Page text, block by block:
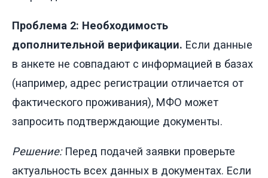
Проблема 2: Необходимость
дополнительной верификации. Если данные
в анкете не совпадают с информацией в базах
(например, адрес регистрации отличается от
фактического проживания), МФО может
запросить подтверждающие документы.
Решение:Перед подачей заявки проверьте
актуальность всех данных в документах. Если